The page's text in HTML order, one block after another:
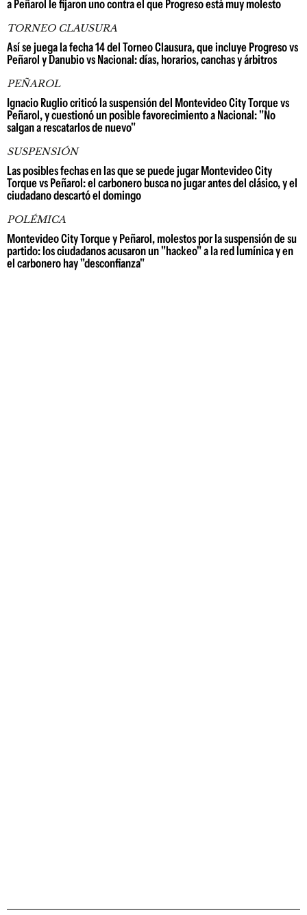
a Peñarol le fijaron uno contra el que Progreso está muy molesto
TORNEO CLAUSURA
Así se juega la fecha 14 del Torneo Clausura, que incluye Progreso vs
Peñarol y Danubio vs Nacional: días, horarios, canchas y árbitros
PEÑAROL
Ignacio Ruglio criticó la suspensión del Montevideo City Torque vs
Peñarol, y cuestionó un posible favorecimiento a Nacional: "No
salgan a rescatarlos de nuevo"
SUSPENSIÓN
Las posibles fechas en las que se puede jugar Montevideo City
Torque vs Peñarol: el carbonero busca no jugar antes del clásico, y el
ciudadano descartó el domingo
POLÉMICA
Montevideo City Torque y Peñarol, molestos por la suspensión de su
partido: los ciudadanos acusaron un "hackeo" a la red lumínica y en
el carbonero hay "desconfianza"